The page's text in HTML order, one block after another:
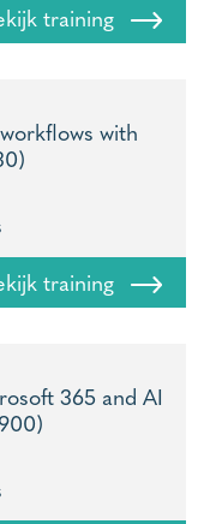
training
with
training
365 and AI